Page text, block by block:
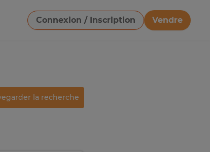
Connexion / Inscription
Vendre
Télécharger une image
la recherche